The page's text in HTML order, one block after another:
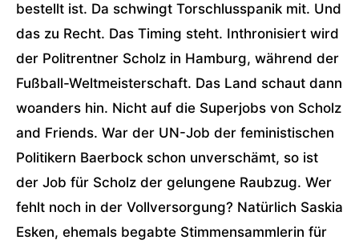
bestellt ist. Da schwingt Torschlusspanik mit. Und
das zu Recht. Das Timing steht. Inthronisiert wird
der Politrentner Scholz in Hamburg, während der
Fußball-Weltmeisterschaft. Das Land schaut dann
woanders hin. Nicht auf die Superjobs von Scholz
and Friends. War der UN-Job der feministischen
Politikern Baerbock schon unverschämt, so ist
der Job für Scholz der gelungene Raubzug. Wer
fehlt noch in der Vollversorgung? Natürlich Saskia
Esken, ehemals begabte Stimmensammlerin für